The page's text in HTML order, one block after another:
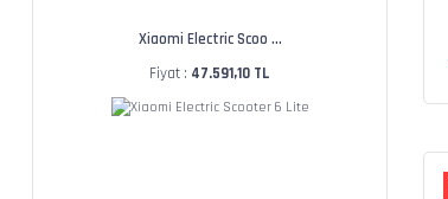
Xiaomi Electric Scoo ...
Fiyat : 47.591,10 TL